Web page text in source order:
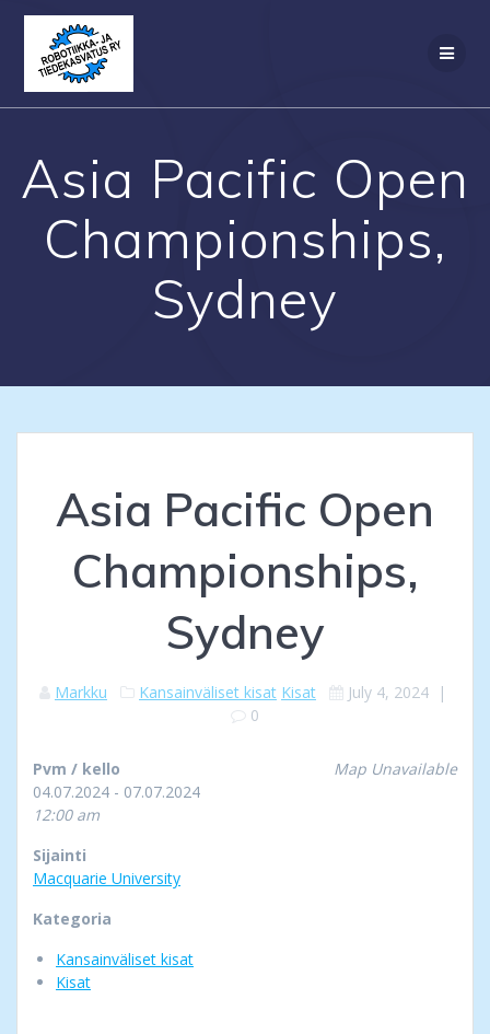
Asia Pacific Open
Championships,
Sydney
Asia Pacific Open
Championships,
Sydney
Markku Kansainväliset kisat Kisat July 4, 2024 |
0
Map Unavailable
Pvm / kello
04.07.2024 - 07.07.2024
12:00 am
Sijainti
Macquarie University
Kategoria
Kansainväliset kisat
Kisat